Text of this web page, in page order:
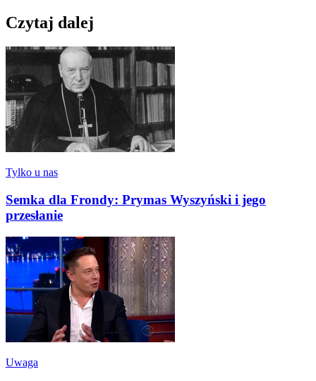
Czytaj dalej
Tylko u nas
Semka dla Frondy: Prymas Wyszyński i jego
przesłanie
Uwaga